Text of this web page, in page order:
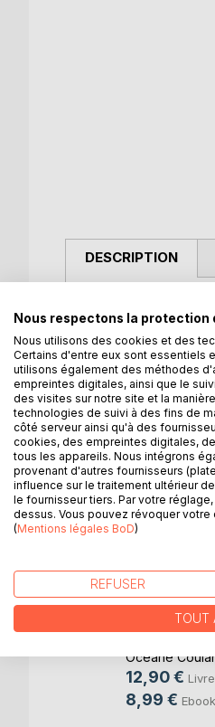
DESCRIPTION
Nous n’utilisons
Chère Gen
Océane
12,90 € Livre
8,99 € Ebook
Nous respectons la protection
Nous utilisons des cookies et des
Certains d'entre eux sont essentiels
utilisons également des méthodes
empreintes digitales, ainsi que le
des visites sur notre site et la
technologies de suivi à des fins de
côté serveur ainsi qu'à des
cookies, des empreintes digitales,
tous les appareils. Nous intégrons
provenant d'autres fournisseurs
influence sur le traitement ultérieur
le fournisseur tiers. Par votre
dessus. Vous pouvez révoquer
(Mentions légales BoD)
REFUSER
TOUT